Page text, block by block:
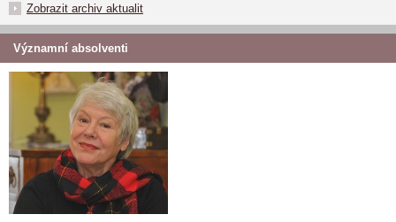
Zobrazit archiv aktualit
Významní absolventi